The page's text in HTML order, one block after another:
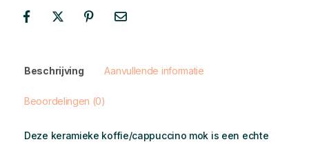
Beschrijving Aanvullende informatie
Beoordelingen (0)
Deze keramieke koffie/cappuccino mok is een echte